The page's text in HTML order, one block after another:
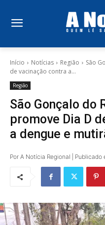
Início Notícias Região
São
de vacinação contra a...
Região
São Gonçalo do
promove Dia D
a dengue e
Por A Notícia Regional | Publicado